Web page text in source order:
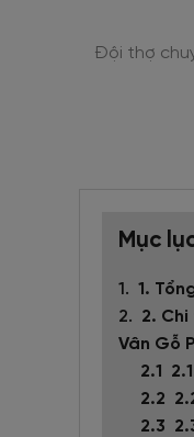
Đội thợ
Mục
1.
2.
Vân Gỗ